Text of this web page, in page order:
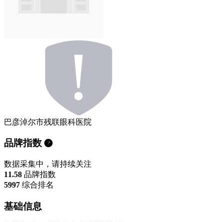
巴彦淖尔市残联眼科医院
品牌指数
数据采集中，请持续关注
11.58 品牌指数
5997 综合排名
基础信息